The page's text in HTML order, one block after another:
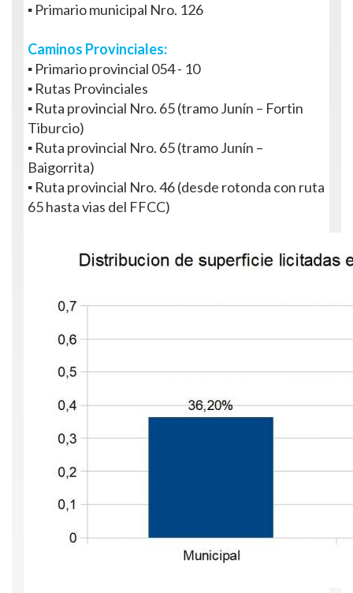
▪ Primario municipal Nro. 126
Caminos Provinciales:
▪ Primario provincial 054 - 10
▪ Rutas Provinciales
▪ Ruta provincial Nro. 65 (tramo Junín – Fortin
Tiburcio)
▪ Ruta provincial Nro. 65 (tramo Junín –
Baigorrita)
▪ Ruta provincial Nro. 46 (desde rotonda con ruta
65 hasta vias del FFCC)